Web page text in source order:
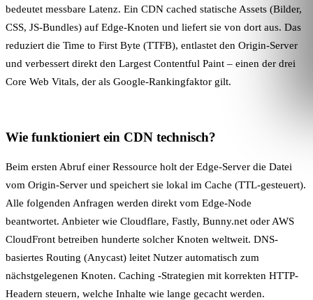
bedeutet messbare Latenz. Ein CDN cached statische Assets (Bilder,
CSS, JS-Bundles) auf Edge-Knoten und liefert sie von dort aus. Das
reduziert die Time to First Byte (TTFB), entlastet den Origin-Server
und verbessert direkt den Largest Contentful Paint – einen der drei
Core Web Vitals, der als Google-Rankingfaktor gilt.
Wie funktioniert ein CDN technisch?
Beim ersten Abruf einer Ressource holt der Edge-Server die Datei
vom Origin-Server und speichert sie lokal im Cache (TTL-gesteuert).
Alle folgenden Anfragen werden direkt vom Edge-Node
beantwortet. Anbieter wie Cloudflare, Fastly, Bunny.net oder AWS
CloudFront betreiben hunderte solcher Knoten weltweit. DNS-
basiertes Routing (Anycast) leitet Nutzer automatisch zum
nächstgelegenen Knoten. Caching -Strategien mit korrekten HTTP-
Headern steuern, welche Inhalte wie lange gecacht werden.